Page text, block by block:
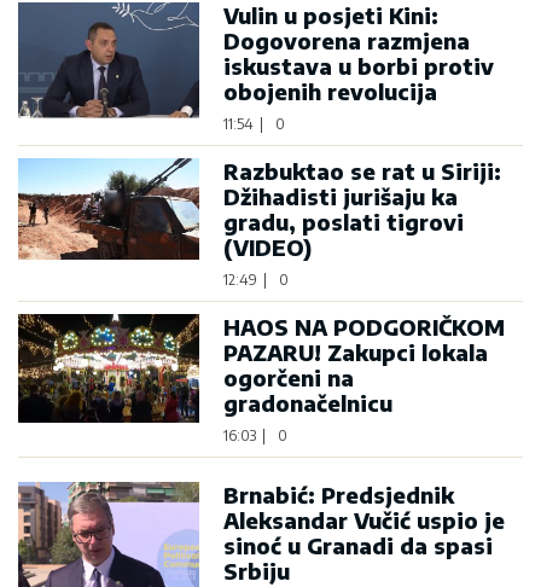
Vulin u posjeti Kini:
Dogovorena razmjena
iskustava u borbi protiv
obojenih revolucija
11:54 0
Razbuktao se rat u Siriji:
Džihadisti jurišaju ka
gradu, poslati tigrovi
(VIDEO)
12:49 0
HAOS NA PODGORIČKOM
PAZARU! Zakupci lokala
ogorčeni na
gradonačelnicu
16:03 0
Brnabić: Predsjednik
Aleksandar Vučić uspio je
sinoć u Granadi da spasi
Srbiju